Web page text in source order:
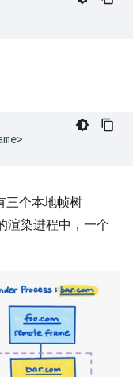
三个本地帧树
渲染进程中，一个